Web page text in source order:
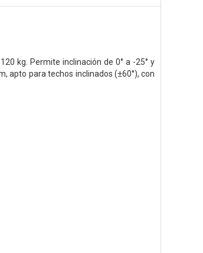
kg. Permite inclinación de 0° a -25° y
apto para techos inclinados (±60°), con